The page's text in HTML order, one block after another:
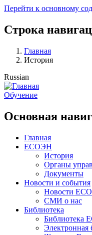
Перейти к основному
Строка
Главная
История
Russian
Обучение
Основная
Главная
ЕСОЭН
История
Органы
Документы
Новости и события
Новости
СМИ о нас
Библиотека
Библиотека
Электронная